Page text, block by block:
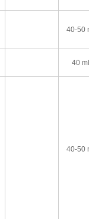
40-50
40 ml
40-50